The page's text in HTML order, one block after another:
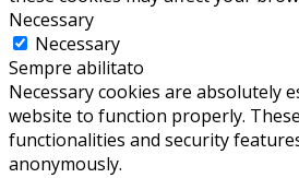
Necessary
Necessary
Sempre abilitato
Necessary cookies are absolutely
website to function properly.
functionalities and security
anonymously.